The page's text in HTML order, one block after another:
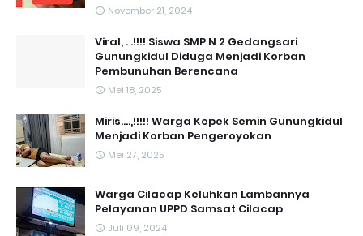
November 21, 2024
Viral, . .!!!! Siswa SMP N 2 Gedangsari
Gunungkidul Diduga Menjadi Korban
Pembunuhan Berencana
Mei 18, 2025
Miris....,!!!!! Warga Kepek Semin Gunungkidul
Menjadi Korban Pengeroyokan
Mei 27, 2025
Warga Cilacap Keluhkan Lambannya
Pelayanan UPPD Samsat Cilacap
Juli 09, 2024